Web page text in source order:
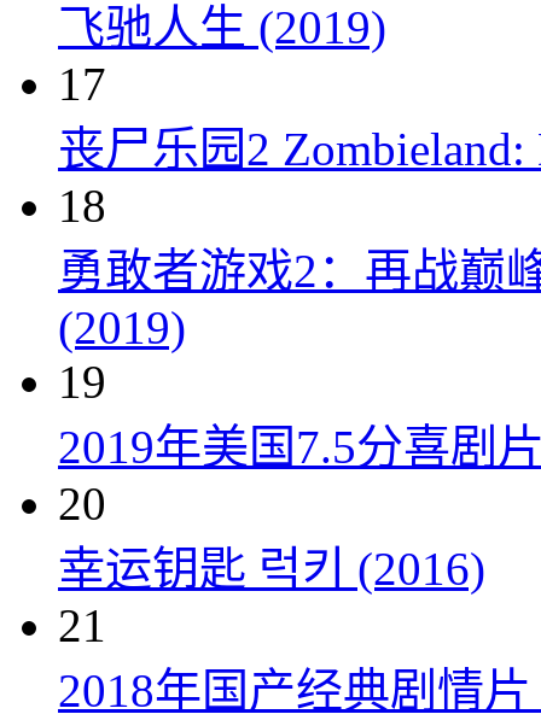
飞驰人生 (2019)
17
丧尸乐园2 Zombieland:
18
勇敢者游戏2：再战巅
(2019)
19
2019年美国7.5分喜剧
20
幸运钥匙 럭키 (2016)
21
2018年国产经典剧情